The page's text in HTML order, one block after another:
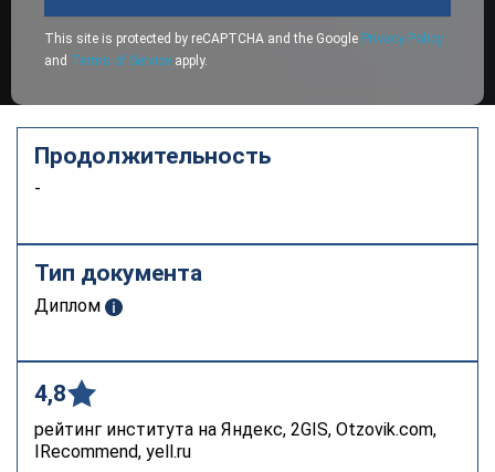
This site is protected by reCAPTCHA and the Google Privacy Policy
and Terms of Service apply.
Продолжительность
-
Тип документа
Диплом
4,8
рейтинг института на Яндекс, 2GIS, Otzovik.com,
IRecommend, yell.ru